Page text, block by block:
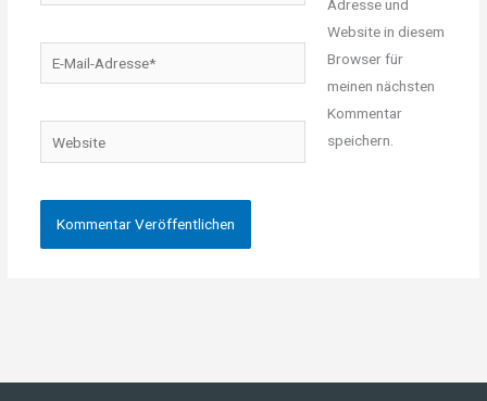
Mail-
Website
Adresse und
Website in diesem
Browser für
meinen nächsten
Kommentar
speichern.